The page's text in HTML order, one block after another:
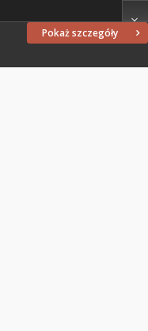
Pokaż szczegóły